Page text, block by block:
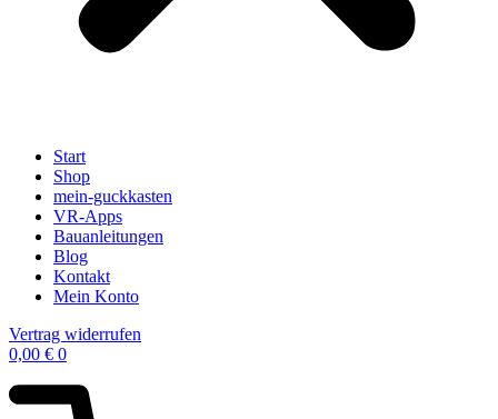
Start
Shop
mein-guckkasten
VR-Apps
Bauanleitungen
Blog
Kontakt
Mein Konto
Vertrag widerrufen
0,00 € 0